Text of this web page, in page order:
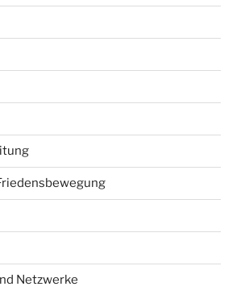
Netzwerke